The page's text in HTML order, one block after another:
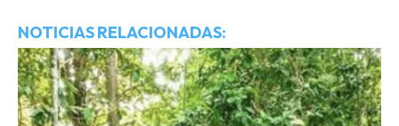
NOTICIAS RELACIONADAS: